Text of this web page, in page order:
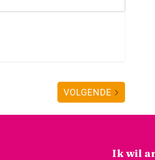
VOLGENDE
Ik wil